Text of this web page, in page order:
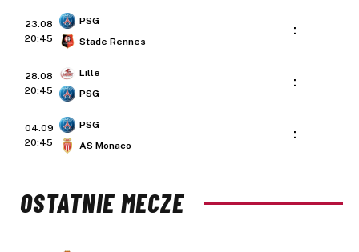
23.08
20:45
PSG
Stade Rennes
:
28.08
20:45
Lille
PSG
:
04.09
20:45
PSG
AS Monaco
:
OSTATNIE MECZE